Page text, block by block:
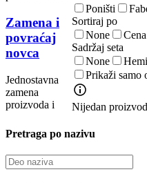
Poništi
Sortiraj po
None
Sadržaj seta
None
Prikaži samo
Nijedan
Pretraga po nazivu
Zamena i
povraćaj
novca
Jednostavna
zamena
proizvoda i